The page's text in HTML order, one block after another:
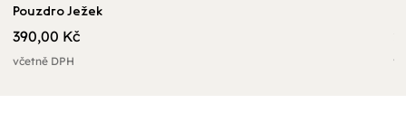
Pouzdro Ježek
Cena
390,00 Kč
včetně DPH